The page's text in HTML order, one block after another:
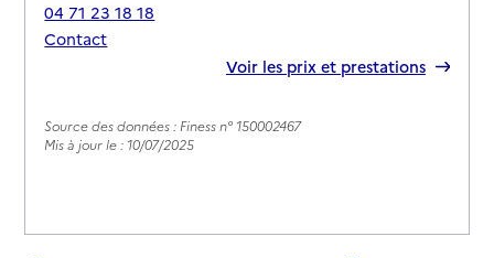
04 71 23 18 18
Contact
Voir les prix et prestations
Source des données : Finess n° 150002467
Mis à jour le : 10/07/2025